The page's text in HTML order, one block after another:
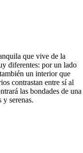
que vive de la
diferentes: por un lado
un interior que
contrastan entre sí al
las bondades de una
y serenas.